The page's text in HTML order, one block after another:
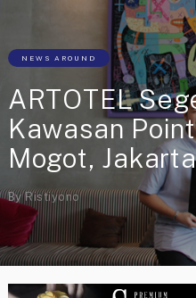
NEWS AROUND
ARTOTEL
Kawasan
Mogot,
ByRistiyono